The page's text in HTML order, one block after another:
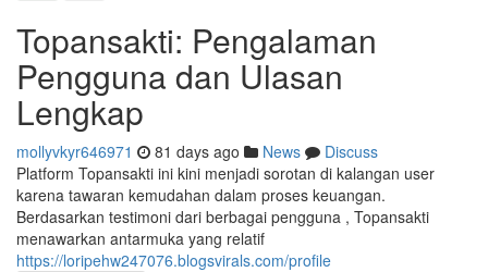
Topansakti: Pengalaman
Pengguna dan Ulasan
Lengkap
mollyvkyr646971 81 days ago News
Discuss
Platform Topansakti ini kini menjadi sorotan di kalangan user
karena tawaran kemudahan dalam proses keuangan.
Berdasarkan testimoni dari berbagai pengguna , Topansakti
menawarkan antarmuka yang relatif
https://loripehw247076.blogsvirals.com/profile